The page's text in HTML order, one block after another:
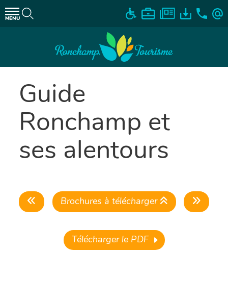
MENU
Brochures à télécharger
Guide
Ronchamp et
ses alentours
Télécharger le PDF